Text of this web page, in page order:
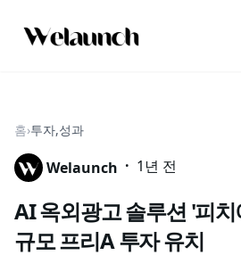
홈›투자,성과
Welaunch · 1년 전
AI 옥외광고 솔루션 '피
규모 프리A 투자 유치